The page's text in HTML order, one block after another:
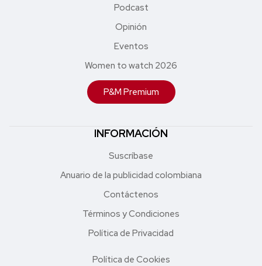
Podcast
Opinión
Eventos
Women to watch 2026
P&M Premium
INFORMACIÓN
Suscríbase
Anuario de la publicidad colombiana
Contáctenos
Términos y Condiciones
Política de Privacidad
Política de Cookies